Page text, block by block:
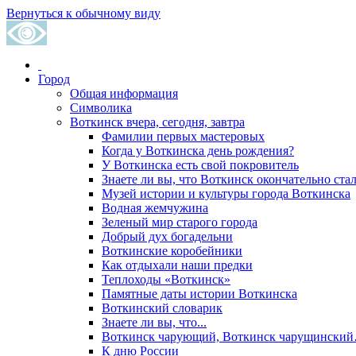
Вернуться к обычному виду
Город
Общая информация
Символика
Воткинск вчера, сегодня, завтра
Фамилии первых мастеровых
Когда у Воткинска день рождения?
У Воткинска есть свой покровитель
Знаете ли вы, что Воткинск окончательно
Музей истории и культуры города Воткинска
Водная жемчужина
Зеленый мир старого города
Добрый дух богадельни
Воткинские коробейники
Как отдыхали наши предки
Теплоходы «Воткинск»
Памятные даты истории Воткинска
Воткинский словарик
Знаете ли вы, что...
Воткинск чарующий, Воткинск
К дню России